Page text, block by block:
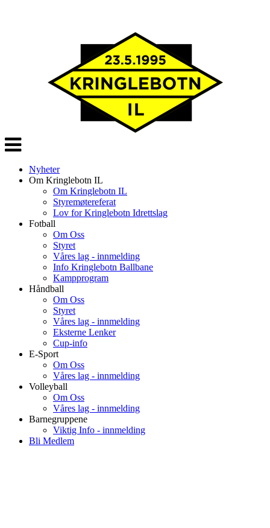
Veksle
navigasjon
Nyheter
Om Kringlebotn IL
Om Kringlebotn IL
Styremøtereferat
Lov for Kringlebotn Idrettslag
Fotball
Om Oss
Styret
Våres lag - innmelding
Info Kringlebotn Ballbane
Kampprogram
Håndball
Om Oss
Styret
Våres lag - innmelding
Eksterne Lenker
Cup-info
E-Sport
Om Oss
Våres lag - innmelding
Volleyball
Om Oss
Våres lag - innmelding
Barnegruppene
Viktig Info - innmelding
Bli Medlem